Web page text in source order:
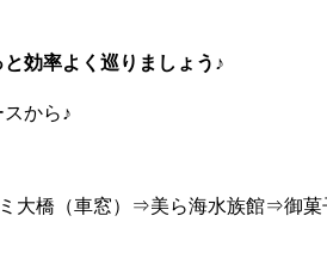
効率よく巡りましょう♪
から♪
大橋（車窓）⇒美ら海水族館⇒御